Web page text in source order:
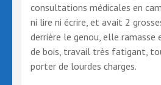
consultations médicales en
ni lire ni écrire, et avait 2
derrière le genou, elle
de bois, travail très fatigant,
porter de lourdes charges.